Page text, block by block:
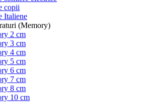
copii
Italiene
(Memory)
2 cm
3 cm
4 cm
5 cm
6 cm
7 cm
8 cm
10 cm